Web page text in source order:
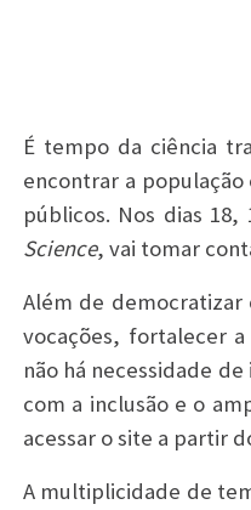
É tempo da ciência
encontrar a
públicos. Nos dias
Science, vai tomar
Além de
vocações, fortalecer
não há necessidade
com a inclusão e o
acessar o site a partir
A multiplicidade de